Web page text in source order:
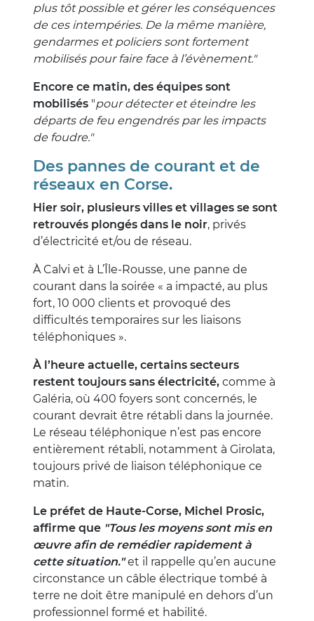
plus tôt possible et gérer les conséquences
de ces intempéries. De la même manière,
gendarmes et policiers sont fortement
mobilisés pour faire face à l’évènement."
Encore ce matin, des équipes sont
mobilisés "pour détecter et éteindre les
départs de feu engendrés par les impacts
de foudre."
Des pannes de courant et de
réseaux en Corse.
Hier soir, plusieurs villes et villages se sont
retrouvés plongés dans le noir, privés
d’électricité et/ou de réseau.
À Calvi et à L’Île-Rousse, une panne de
courant dans la soirée « a impacté, au plus
fort, 10 000 clients et provoqué des
difficultés temporaires sur les liaisons
téléphoniques ».
À l’heure actuelle, certains secteurs
restent toujours sans électricité, comme à
Galéria, où 400 foyers sont concernés, le
courant devrait être rétabli dans la journée.
Le réseau téléphonique n’est pas encore
entièrement rétabli, notamment à Girolata,
toujours privé de liaison téléphonique ce
matin.
Le préfet de Haute-Corse, Michel Prosic,
affirme que "Tous les moyens sont mis en
œuvre afin de remédier rapidement à
cette situation."et il rappelle qu’en aucune
circonstance un câble électrique tombé à
terre ne doit être manipulé en dehors d’un
professionnel formé et habilité.